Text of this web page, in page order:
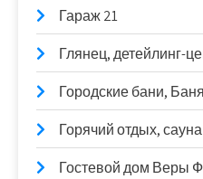
Гараж 21
Глянец, детейлинг-
Городские бани,
Горячий отдых, сауна
Гостевой дом Веры